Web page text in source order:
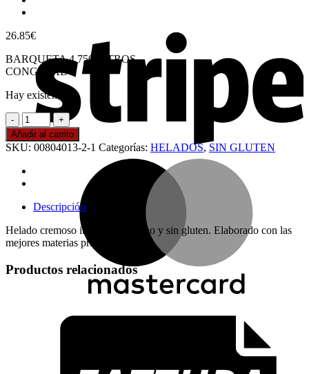
26.85€
BARQUETA 4,750 LITROS
CONGELADO
Hay existencias
HELADO
DE
AVELLANA
cantidad
Añadir al carrito
SKU: 00804013-2-1 Categorías: HELADOS, SIN GLUTEN
Descripción
Helado cremoso italiano. Artesano y sin gluten. Elaborado con las
mejores materias primas
Productos relacionados